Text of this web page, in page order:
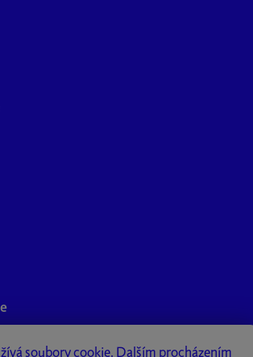
soubory cookie. Dalším procházením